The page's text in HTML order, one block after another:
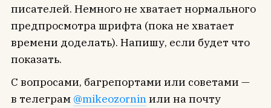
писателей. Немного не хватает нормального
предпросмотра шрифта (пока не хватает
времени доделать). Напишу, если будет что
показать.
С вопросами, багрепортами или советами —
в телеграм @mikeozorninили на почту